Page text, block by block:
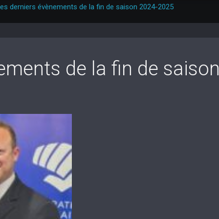
derniers évènements de la fin de saison 2024-2025
de la fin de